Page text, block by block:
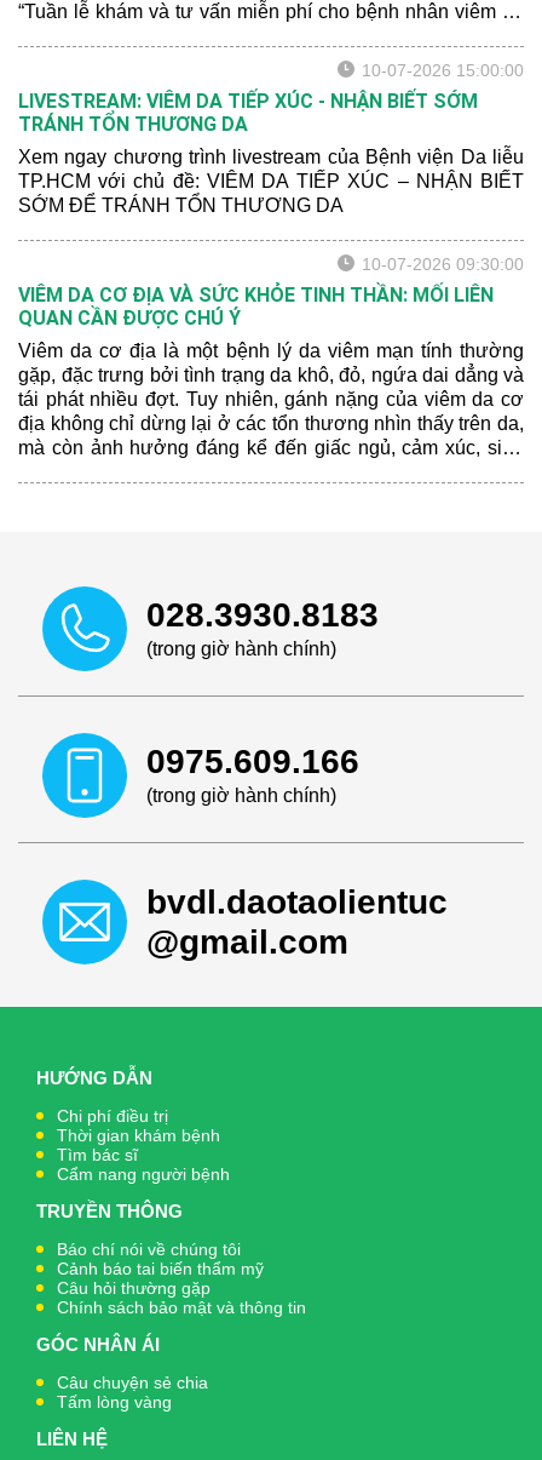
“Tuần lễ khám và tư vấn miễn phí cho bệnh nhân viêm da
10-07-2026 15:00:00
LIVESTREAM: VIÊM DA TIẾP XÚC - NHẬN BIẾT SỚM
TRÁNH TỔN THƯƠNG DA
Xem ngay chương trình livestream của Bệnh viện Da liễu
TP.HCM với chủ đề: VIÊM DA TIẾP XÚC – NHẬN BIẾT
SỚM ĐỂ TRÁNH TỔN THƯƠNG DA
10-07-2026 09:30:00
VIÊM DA CƠ ĐỊA VÀ SỨC KHỎE TINH THẦN: MỐI LIÊN
QUAN CẦN ĐƯỢC CHÚ Ý
Viêm da cơ địa là một bệnh lý da viêm mạn tính thường
gặp, đặc trưng bởi tình trạng da khô, đỏ, ngứa dai dẳng và
tái phát nhiều đợt. Tuy nhiên, gánh nặng của viêm da cơ
địa không chỉ dừng lại ở các tổn thương nhìn thấy trên da,
mà còn ảnh hưởng đáng kể đến giấc ngủ, cảm xúc, sinh
028.3930.8183
(trong giờ hành chính)
0975.609.166
(trong giờ hành chính)
bvdl.daotaolientuc
@gmail.com
HƯỚNG DẪN
Chi phí điều trị
Thời gian khám bệnh
Tìm bác sĩ
Cẩm nang người bệnh
TRUYỀN THÔNG
Báo chí nói về chúng tôi
Cảnh báo tai biến thẩm mỹ
Câu hỏi thường gặp
Chính sách bảo mật và thông tin
GÓC NHÂN ÁI
Câu chuyện sẻ chia
Tấm lòng vàng
LIÊN HỆ